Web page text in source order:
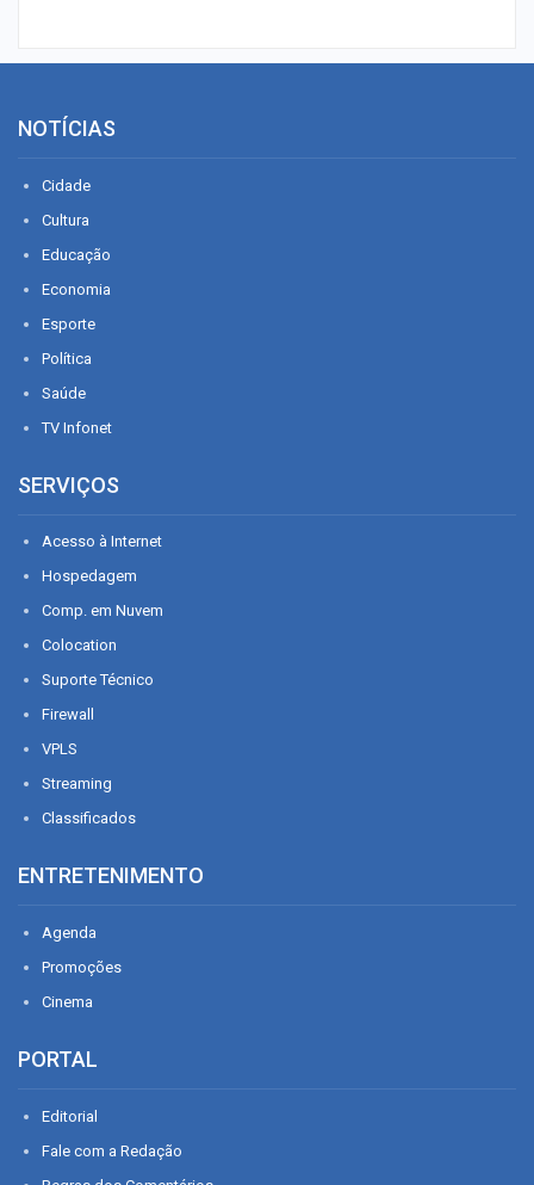
NOTÍCIAS
Cidade
Cultura
Educação
Economia
Esporte
Política
Saúde
TV Infonet
SERVIÇOS
Acesso à Internet
Hospedagem
Comp. em Nuvem
Colocation
Suporte Técnico
Firewall
VPLS
Streaming
Classificados
ENTRETENIMENTO
Agenda
Promoções
Cinema
PORTAL
Editorial
Fale com a Redação